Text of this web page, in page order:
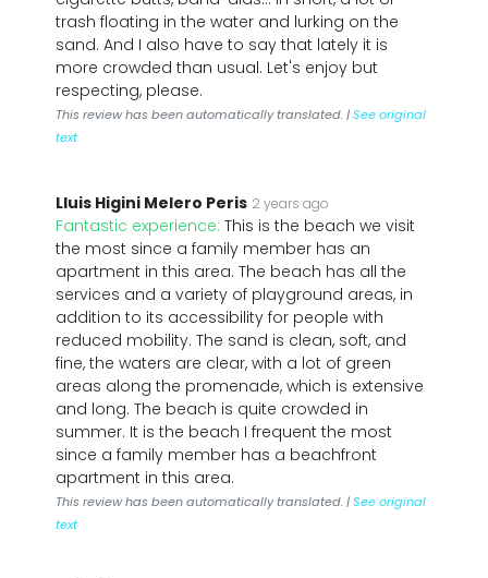
trash floating in the water and lurking on the
sand. And I also have to say that lately it is
more crowded than usual. Let's enjoy but
respecting, please.
This review has been automatically translated. |See original
text
Lluis Higini Melero Peris 2 years ago
Fantastic experience: This is the beach we visit
the most since a family member has an
apartment in this area. The beach has all the
services and a variety of playground areas, in
addition to its accessibility for people with
reduced mobility. The sand is clean, soft, and
fine, the waters are clear, with a lot of green
areas along the promenade, which is extensive
and long. The beach is quite crowded in
summer. It is the beach I frequent the most
since a family member has a beachfront
apartment in this area.
This review has been automatically translated. |See original
text